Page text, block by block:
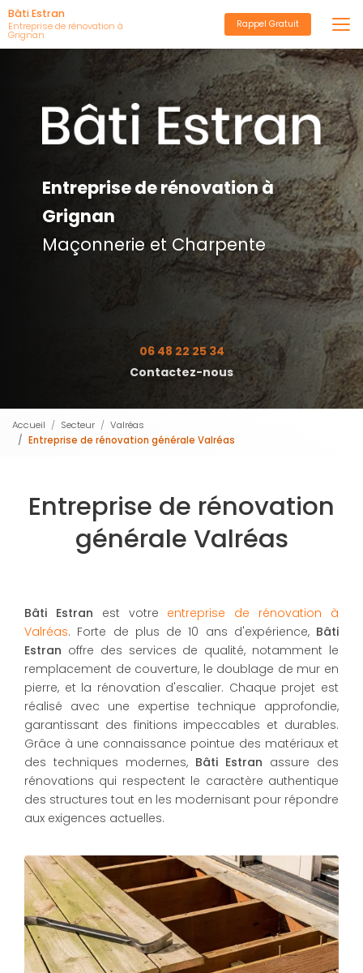
Aller
au
contenu
Bâti Estran
Entreprise de rénovation à
Grignan
Rappel Gratuit
Entreprise de rénovation à
Grignan
Maçonnerie et Charpente
06 48 22 25 34
Contactez-nous
Accueil Secteur
Valréas
Entreprise de rénovation générale Valréas
Entreprise de rénovation
générale Valréas
Bâti Estran est votre entreprise de rénovation à
Valréas. Forte de plus de 10 ans d'expérience, Bâti
Estran offre des services de qualité, notamment le
remplacement de couverture, le doublage de mur en
pierre, et la rénovation d'escalier. Chaque projet est
réalisé avec une expertise technique approfondie,
garantissant des finitions impeccables et durables.
Grâce à une connaissance pointue des matériaux et
des techniques modernes, Bâti Estran assure des
rénovations qui respectent le caractère authentique
des structures tout en les modernisant pour répondre
aux exigences actuelles.